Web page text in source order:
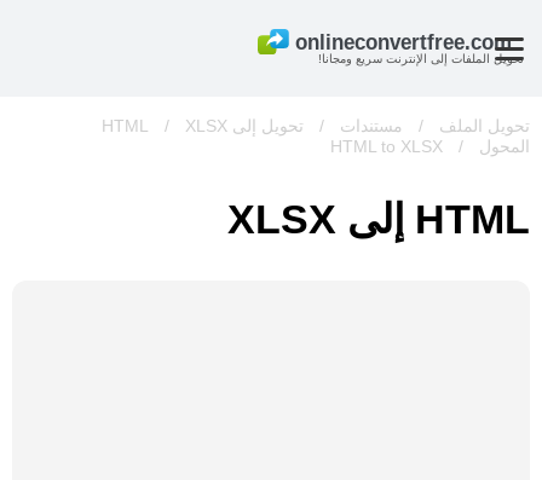
تحويل الملفات إلى الإنترنت سريع ومجانا!
تحويل الملف / مستندات / تحويل إلى HTML /
XLSX
المحول
/
HTML to XLSX
HTML إلى XLSX